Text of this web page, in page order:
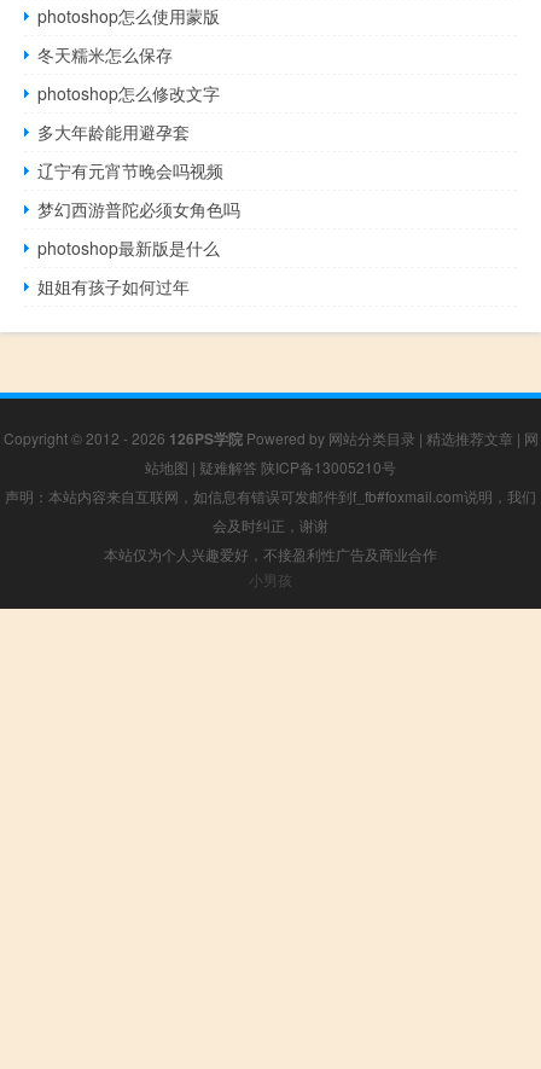
photoshop怎么使用蒙版
冬天糯米怎么保存
photoshop怎么修改文字
多大年龄能用避孕套
辽宁有元宵节晚会吗视频
梦幻西游普陀必须女角色吗
photoshop最新版是什么
姐姐有孩子如何过年
Copyright © 2012 - 2026 126PS学院Powered by 网站分类目录 | 精选推荐文章 | 网
站地图 | 疑难解答 陕ICP备13005210号
声明：本站内容来自互联网，如信息有错误可发邮件到f_fb#foxmail.com说明，我们
会及时纠正，谢谢
本站仅为个人兴趣爱好，不接盈利性广告及商业合作
小男孩